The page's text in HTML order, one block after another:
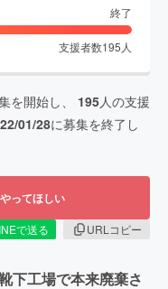
終了
支援者数195 人
を開始し、 195人の支援
01/28に募集を終了し
ってほしい
で送る
URLコピー
下工場で本来廃棄さ